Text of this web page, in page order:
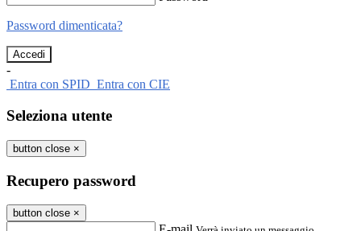
Password dimenticata?
-
Entra con SPID Entra con CIE
Seleziona utente
button close ×
Recupero password
button close ×